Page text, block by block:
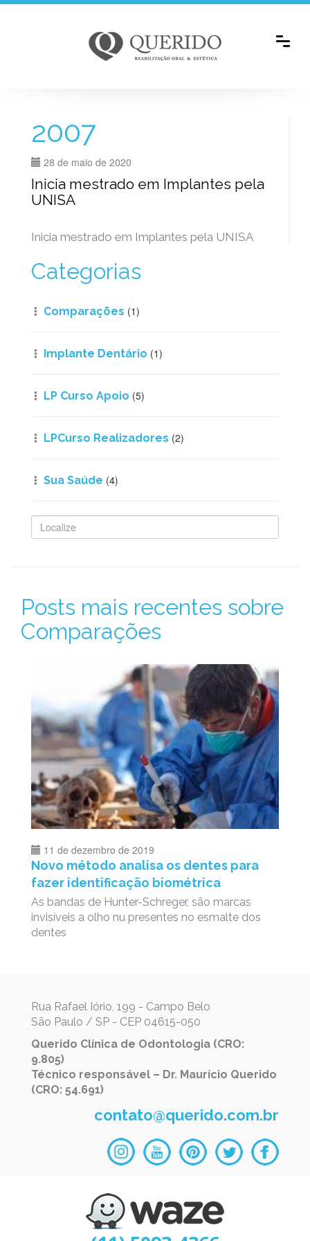
2007
28 de maio de 2020
Inicia mestrado em Implantes pela
UNISA
Inicia mestrado em Implantes pela UNISA
Categorias
Comparações (1)
Implante Dentário (1)
LP Curso Apoio (5)
LPCurso Realizadores (2)
Sua Saúde (4)
Posts mais recentes sobre
Comparações
11 de dezembro de 2019
Novo método analisa os dentes para
fazer identificação biométrica
As bandas de Hunter-Schreger, são marcas
invisíveis a olho nu presentes no esmalte dos
dentes
Rua Rafael Iório, 199 - Campo Belo
São Paulo / SP - CEP 04615-050
Querido Clínica de Odontologia (CRO:
9.805)
Técnico responsável – Dr. Maurício Querido
(CRO: 54.691)
contato@querido.com.br